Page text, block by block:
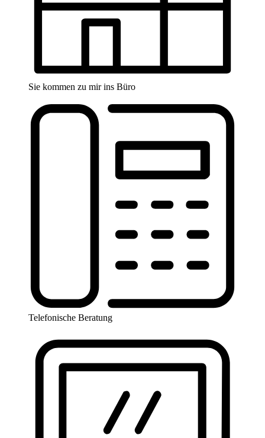
Sie kommen zu mir ins Büro
Telefonische Beratung